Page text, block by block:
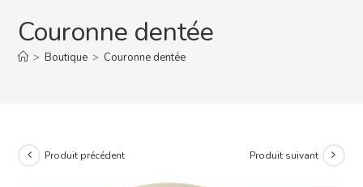
Couronne dentée
> Boutique > Couronne dentée
Produit précédent Produit suivant